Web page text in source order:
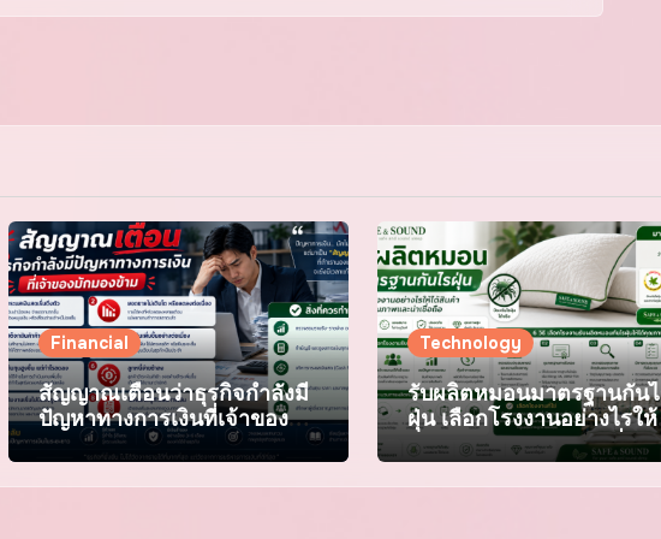
Financial
สัญญาณเตือนว่าธุรกิจกำลังมี
ปัญหาทางการเงินที่เจ้าของมัก
มองข้าม
Technology
รับผลิตหมอนมาตรฐานกัน
ฝุ่น เลือกโรงงานอย่างไรใ
สินค้าคุณภาพและน่าเชื่อถื